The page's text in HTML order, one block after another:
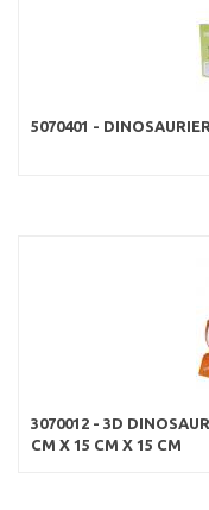
5070401 -
3070012 - 3D
CM X 15 CM X 15 CM